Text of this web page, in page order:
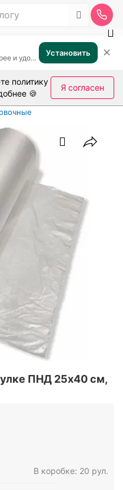
Откройте в приложении — быстрее и удобнее Установить ✕
политику
🍪
Я согласен
ПНД 25х40 см,
В коробке: 20 рул.